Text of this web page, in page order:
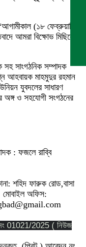
(১৮ ফেব্রুয়ারি)
আমরা বিক্ষোভ মিছিলের
সাংগঠনিক সম্পাদক
আহবায়ক মাহমুদুর রহমান
যুবদলের সাধারণ
অঙ্গ ও সহযোগী সংগঠনের
: ফজলে রাব্বি
শহিদ ফারুক রোড,বাসা
মোবাইল অফিস:
নং 01021/2025 ( নিউজ